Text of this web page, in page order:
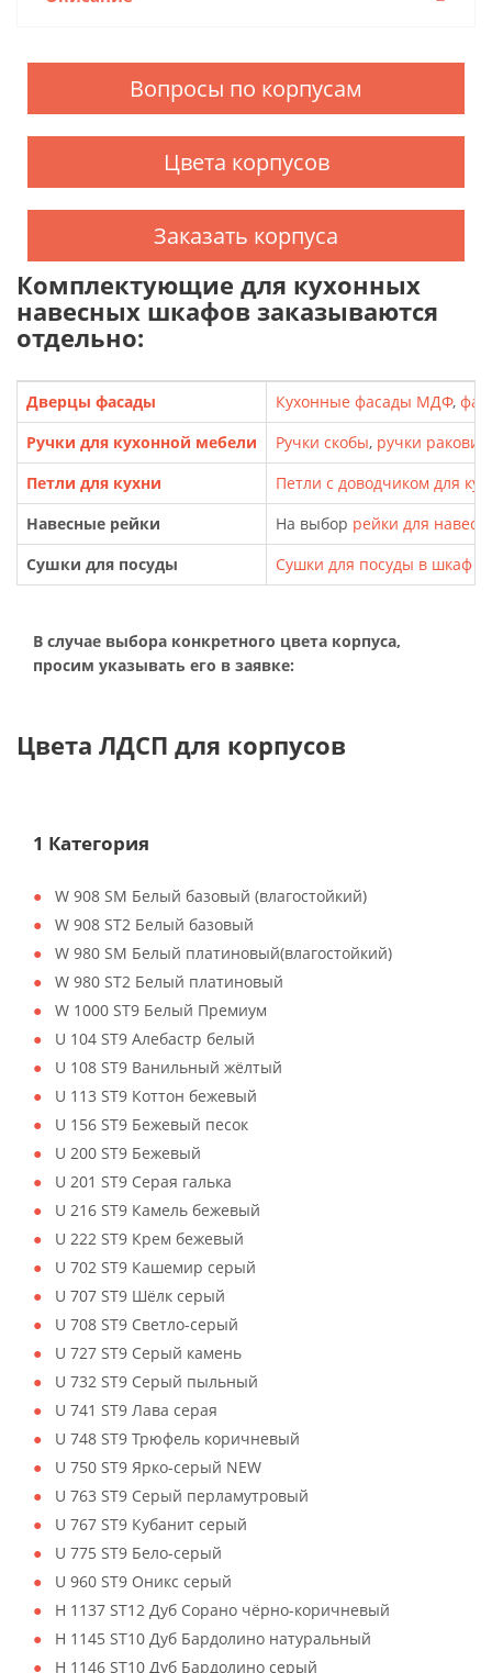
Вопросы по корпусам
Цвета корпусов
Заказать корпуса
Комплектующие для кухонных
навесных шкафов заказываются
отдельно:
Дверцы фасады Кухонные фасады МДФ,
Ручки для кухонной мебели
Ручки скобы, ручки
Петли для кухни
Петли с доводчиком для
Навесные рейки
На выбор рейки для
Сушки для посуды
Сушки для посуды в шкаф
В случае выбора конкретного цвета корпуса,
просим указывать его в заявке:
Цвета ЛДСП для корпусов
1 Категория
W 908 SM Белый базовый (влагостойкий)
W 908 ST2 Белый базовый
W 980 SM Белый платиновый(влагостойкий)
W 980 ST2 Белый платиновый
W 1000 ST9 Белый Премиум
U 104 ST9 Алебастр белый
U 108 ST9 Ванильный жёлтый
U 113 ST9 Коттон бежевый
U 156 ST9 Бежевый песок
U 200 ST9 Бежевый
U 201 ST9 Серая галька
U 216 ST9 Камель бежевый
U 222 ST9 Крем бежевый
U 702 ST9 Кашемир серый
U 707 ST9 Шёлк серый
U 708 ST9 Светло-серый
U 727 ST9 Серый камень
U 732 ST9 Серый пыльный
U 741 ST9 Лава серая
U 748 ST9 Трюфель коричневый
U 750 ST9 Ярко-серый NEW
U 763 ST9 Серый перламутровый
U 767 ST9 Кубанит серый
U 775 ST9 Бело-серый
U 960 ST9 Оникс серый
H 1137 ST12 Дуб Сорано чёрно-коричневый
H 1145 ST10 Дуб Бардолино натуральный
H 1146 ST10 Дуб Бардолино серый